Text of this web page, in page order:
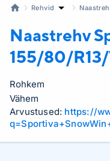
Rehvid
Naastrehv
155/80/
Rohkem
Vähem
Arvustused: https://